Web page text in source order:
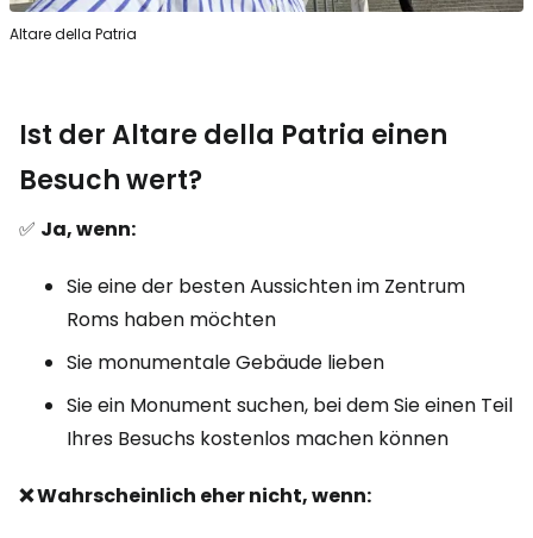
Altare della Patria
Ist der Altare della Patria einen
Besuch wert?
✅ Ja, wenn:
Sie eine der besten Aussichten im Zentrum
Roms haben möchten
Sie monumentale Gebäude lieben
Sie ein Monument suchen, bei dem Sie einen Teil
Ihres Besuchs kostenlos machen können
❌ Wahrscheinlich eher nicht, wenn: